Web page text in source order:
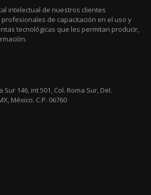
intelectual de nuestros clientes
de capacitación en el uso y
tecnológicas que les permitan producir,
146, int 501, Col. Roma Sur, Del.
México. C.P. 06760​